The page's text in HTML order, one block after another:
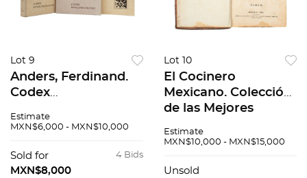
Lot 9
Anders, Ferdinand.
Codex
Graz, Austria:
u. Verlagsanstalt,
1970.
Estimate
MXN$6,000 - MXN$10,000
4 Bids
Sold for
MXN$8,000
Lot 10
El Cocinero
Mexicano. Colección
de las Mejores
al Estilo Américano.
Estimate
MXN$10,000 - MXN$15,000
Unsold